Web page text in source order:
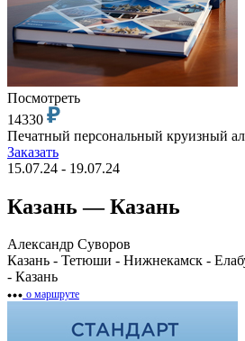
Посмотреть
14330
Печатный персональный круизный
Заказать
15.07.24 - 19.07.24
Казань — Казань
Александр Суворов
Казань - Тетюши - Нижнекамск -
- Казань
о маршруте